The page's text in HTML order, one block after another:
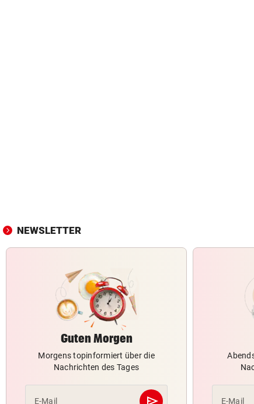
NEWSLETTER
Guten Morgen
Morgens topinformiert über die
Nachrichten des Tages
E-Mail E-Mail